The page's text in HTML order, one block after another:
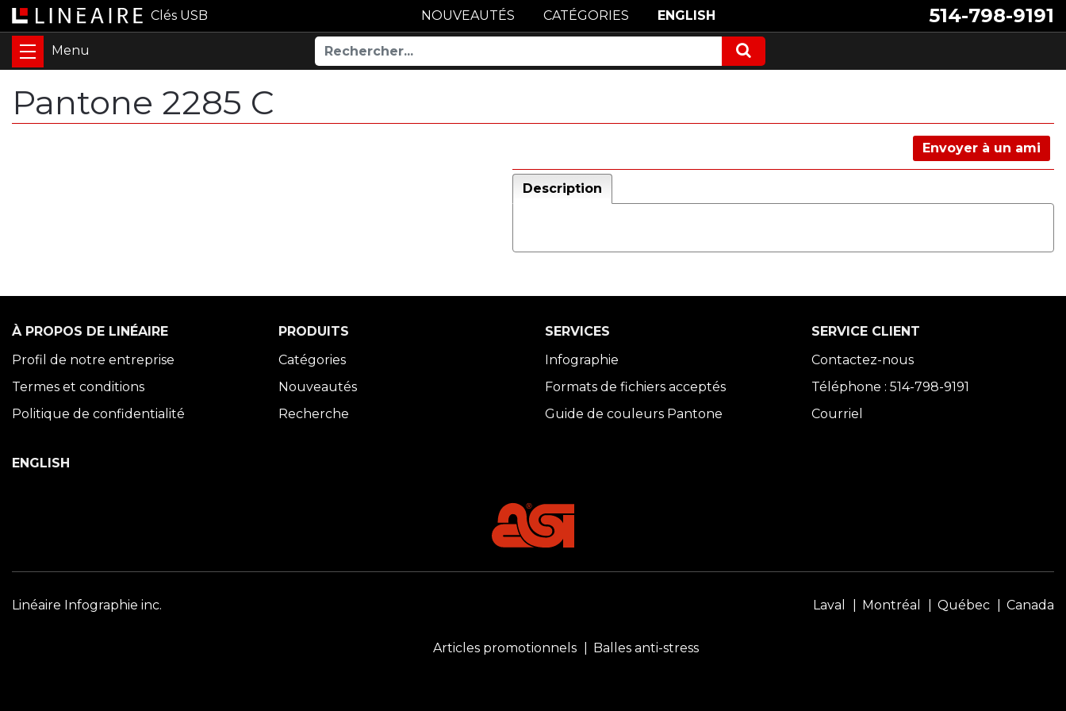
Clés USB 514-798-9191
NOUVEAUTÉS CATÉGORIES ENGLISH
Pantone 2285 C
Envoyer à un ami
Description
À PROPOS DE LINÉAIRE
Profil de notre entreprise
Termes et conditions
Politique de confidentialité
PRODUITS
Catégories
Nouveautés
Recherche
SERVICES
Infographie
Formats de fichiers acceptés
Guide de couleurs Pantone
SERVICE CLIENT
Contactez-nous
Téléphone : 514-798-9191
Courriel
ENGLISH
Linéaire Infographie inc. Laval Montréal Québec Canada
Articles promotionnels Balles anti-stress